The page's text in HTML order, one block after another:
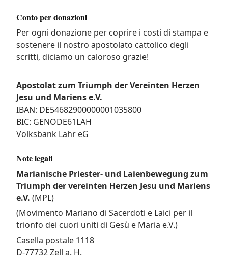
Conto per donazioni
Per ogni donazione per coprire i costi di stampa e
sostenere il nostro apostolato cattolico degli
scritti, diciamo un caloroso grazie!
Apostolat zum Triumph der Vereinten Herzen
Jesu und Mariens e.V.
IBAN: DE54682900000001035800
BIC: GENODE61LAH
Volksbank Lahr eG
Note legali
Marianische Priester- und Laienbewegung zum
Triumph der vereinten Herzen Jesu und Mariens
e.V. (MPL)
(Movimento Mariano di Sacerdoti e Laici per il
trionfo dei cuori uniti di Gesù e Maria e.V.)
Casella postale 1118
D-77732 Zell a. H.